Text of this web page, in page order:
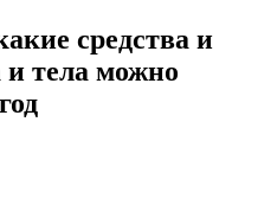
средства и
тела можно